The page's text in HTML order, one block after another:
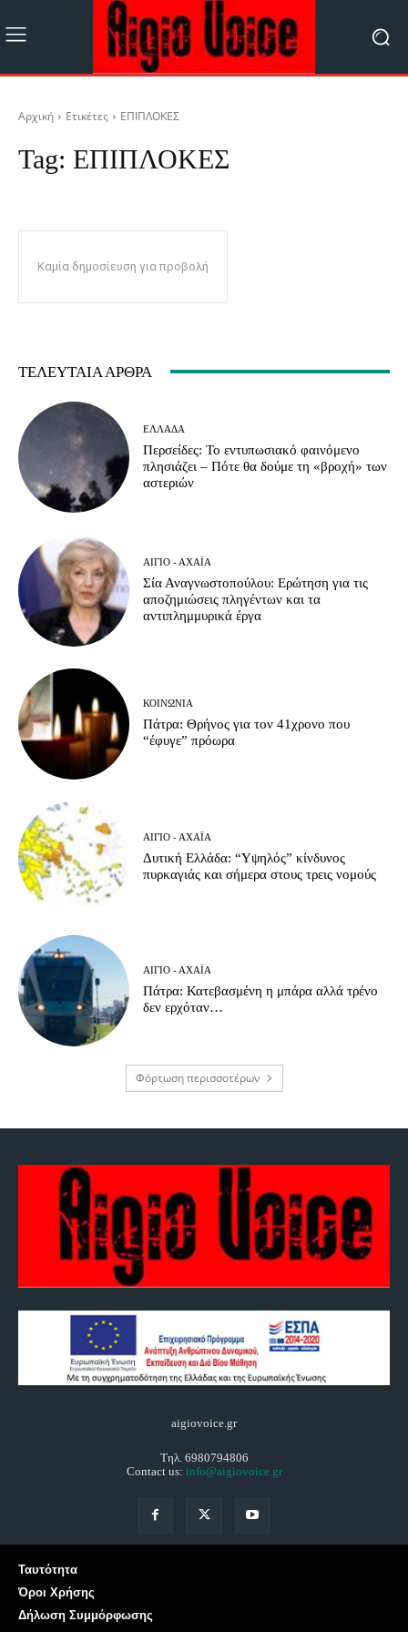
Αρχική Ετικέτες ΕΠΙΠΛΟΚΕΣ
Tag: ΕΠΙΠΛΟΚΕΣ
Καμία δημοσίευση για προβολή
ΤΕΛΕΥΤΑΊΑ ΆΡΘΡΑ
ΕΛΛΆΔΑ
Περσείδες: Το εντυπωσιακό φαινόμενο
πλησιάζει – Πότε θα δούμε τη «βροχή» των
αστεριών
ΑΊΓΙΟ - ΑΧΑΪ́Α
Σία Αναγνωστοπούλου: Ερώτηση για τις
αποζημιώσεις πληγέντων και τα
αντιπλημμυρικά έργα
ΚΟΙΝΩΝΊΑ
Πάτρα: Θρήνος για τον 41χρονο που
“έφυγε” πρόωρα
ΑΊΓΙΟ - ΑΧΑΪ́Α
Δυτική Ελλάδα: “Υψηλός” κίνδυνος
πυρκαγιάς και σήμερα στους τρεις νομούς
ΑΊΓΙΟ - ΑΧΑΪ́Α
Πάτρα: Κατεβασμένη η μπάρα αλλά τρένο
δεν ερχόταν…
Φόρτωση περισσοτέρων
aigiovoice.gr
Τηλ. 6980794806
Contact us: info@aigiovoice.gr
Ταυτότητα
Όροι Χρήσης
Δήλωση Συμμόρφωσης